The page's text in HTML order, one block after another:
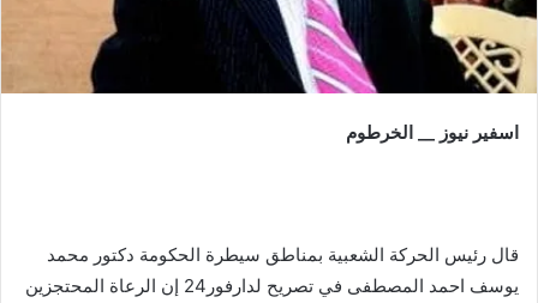
اسفير نيوز __ الخرطوم
قال رئيس الحركة الشعبية بمناطق سيطرة الحكومة دكتور محمد
يوسف احمد المصطفى في تصريح لدارفور24 إن الرعاة المحتجزين